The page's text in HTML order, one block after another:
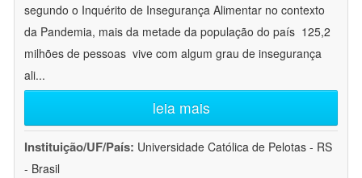
segundo o Inquérito de Insegurança Alimentar no contexto
da Pandemia, mais da metade da população do país  125,2
milhões de pessoas  vive com algum grau de insegurança
ali...
leia mais
Instituição/UF/País: Universidade Católica de Pelotas - RS
- Brasil